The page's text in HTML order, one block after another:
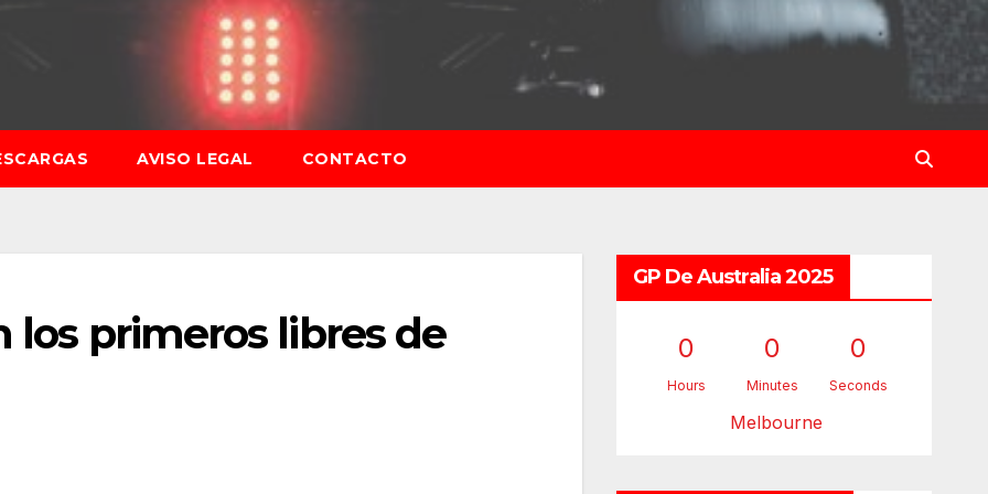
AVISO LEGAL CONTACTO
los primeros libres de
GP De Australia 2025
0
Hours
0
Minutes
0
Seconds
Melbourne